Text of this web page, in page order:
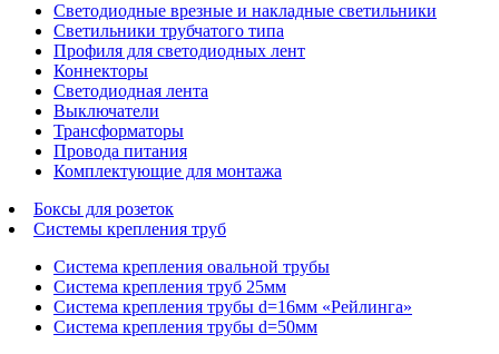
Светодиодные врезные и накладные светильники
Светильники трубчатого типа
Профиля для светодиодных лент
Коннекторы
Светодиодная лента
Выключатели
Трансформаторы
Провода питания
Комплектующие для монтажа
Боксы для розеток
Системы крепления труб
Система крепления овальной трубы
Система крепления труб 25мм
Система крепления трубы d=16мм «Рейлинга»
Система крепления трубы d=50мм